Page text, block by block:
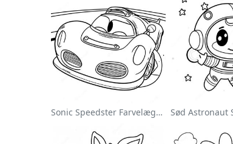
Sonic Speedster Farvelægningsside